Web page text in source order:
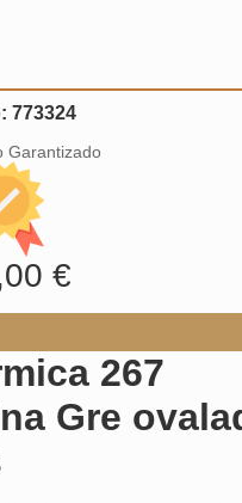
773324
Garantizado
€
267
Gre